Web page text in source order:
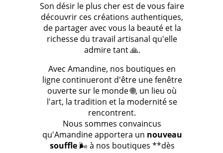
Son désir le plus cher est de vous faire
découvrir ces créations authentiques,
de partager avec vous la beauté et la
richesse du travail artisanal qu'elle
admire tant 🙏.
Avec Amandine, nos boutiques en
ligne continueront d'être une fenêtre
ouverte sur le monde 🌐, un lieu où
l'art, la tradition et la modernité se
rencontrent.
Nous sommes convaincus
qu'Amandine apportera un nouveau
souffle🌬️ à nos boutiques **dès